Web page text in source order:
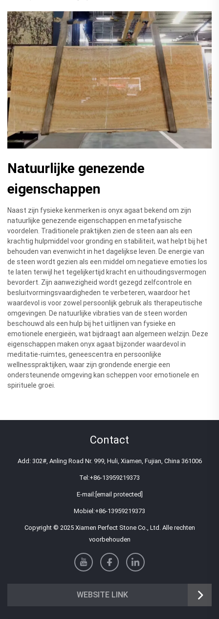
Natuurlijke genezende
eigenschappen
Naast zijn fysieke kenmerken is onyx agaat bekend om zijn
natuurlijke genezende eigenschappen en metafysische
voordelen. Traditionele praktijken zien de steen aan als een
krachtig hulpmiddel voor gronding en stabiliteit, wat helpt bij het
behouden van evenwicht in het dagelijkse leven. De energie van
de steen wordt gezien als een middel om negatieve emoties los
te laten terwijl het tegelijkertijd kracht en uithoudingsvermogen
bevordert. Zijn aanwezigheid wordt gezegd zelfcontrole en
besluitvormingsvaardigheden te verbeteren, waardoor het
waardevol is voor zowel persoonlijk gebruik als therapeutische
omgevingen. De natuurlijke vibraties van de steen worden
beschouwd als een hulp bij het uitlijnen van fysieke en
emotionele energieën, wat bijdraagt aan algemeen welzijn. Deze
eigenschappen maken onyx agaat bijzonder waardevol in
meditatie-ruimtes, geneescentra en persoonlijke
wellnesspraktijken, waar zijn grondende energie een
ondersteunende omgeving kan scheppen voor emotionele en
spirituele groei.
Contact
Add: 302#, Anling Road Nr. 999, Huli, Xiamen, Fujian, China 361006
Tel:+86-13959219373
E-mail:[email protected]
Mobiel:+86-13959219373
Copyright © 2025 Xiamen Perfect Stone Co., Ltd. Alle rechten
voorbehouden
WEBSITE LINK